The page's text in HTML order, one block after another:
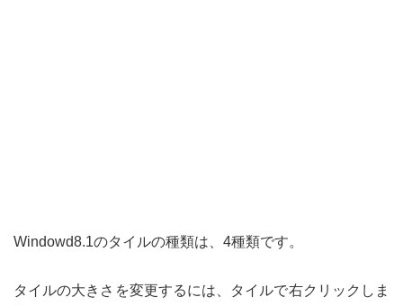
Windowd8.1のタイルの種類は、4種類です。
タイルの大きさを変更するには、タイルで右クリックしま